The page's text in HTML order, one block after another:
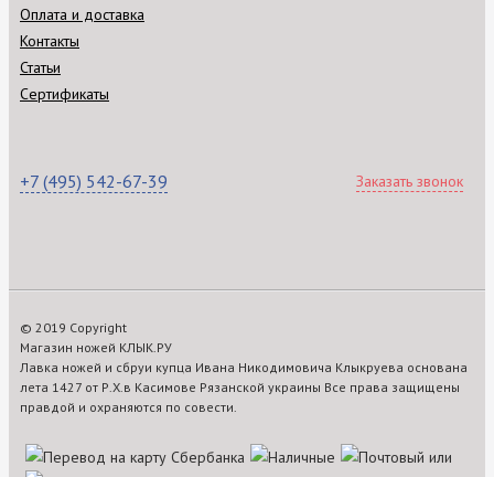
Оплата и доставка
Контакты
Статьи
Сертификаты
+7 (495) 542-67-39 Заказать звонок
© 2019 Copyright
Магазин ножей КЛЫК.РУ
Лавка ножей и сбруи купца Ивана Никодимовича Клыкруева основана
лета 1427 от Р.Х.в Касимове Рязанской украины Все права защищены
правдой и охраняются по совести.